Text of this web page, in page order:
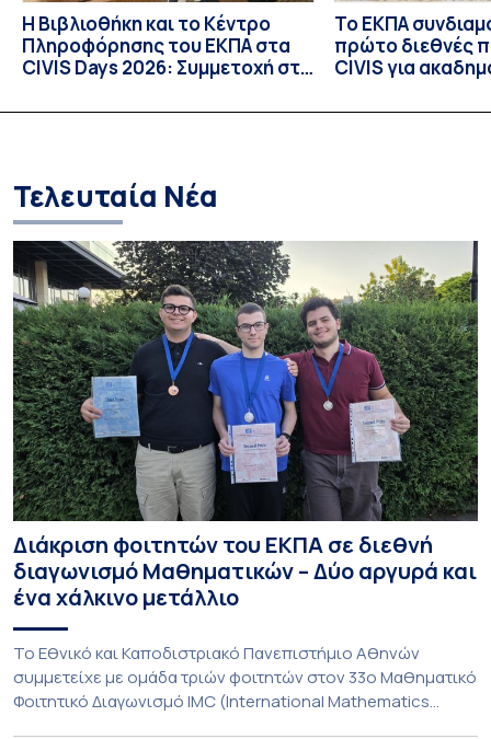
Η Βιβλιοθήκη και το Κέντρο
Πληροφόρησης του ΕΚΠΑ στα
CIVIS Days 2026: Συμμετοχή στη
των ακαδημαϊκών βιβλιοθηκών
Το ΕΚΠΑ
πρώτο διεθνές
CIVIS για
Τελευταία Νέα
Διάκριση φοιτητών του ΕΚΠΑ σε διεθνή
διαγωνισμό Μαθηματικών – Δύο αργυρά και
ένα χάλκινο μετάλλιο
To Εθνικό και Καποδιστριακό Πανεπιστήμιο Αθηνών
συμμετείχε με ομάδα τριών φοιτητών στον 33ο Μαθηματικό
Φοιτητικό Διαγωνισμό IMC (International Mathematics